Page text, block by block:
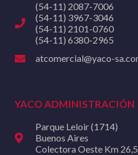
(54-11) 2087-7006
(54-11) 3967-3046
(54-11) 2101-0760
(54-11) 6380-2965
atcomercial@yaco-
YACO ADMINISTRACIÓN
Parque Leloir (1714)
Buenos Aires
Colectora Oeste Km 26,5